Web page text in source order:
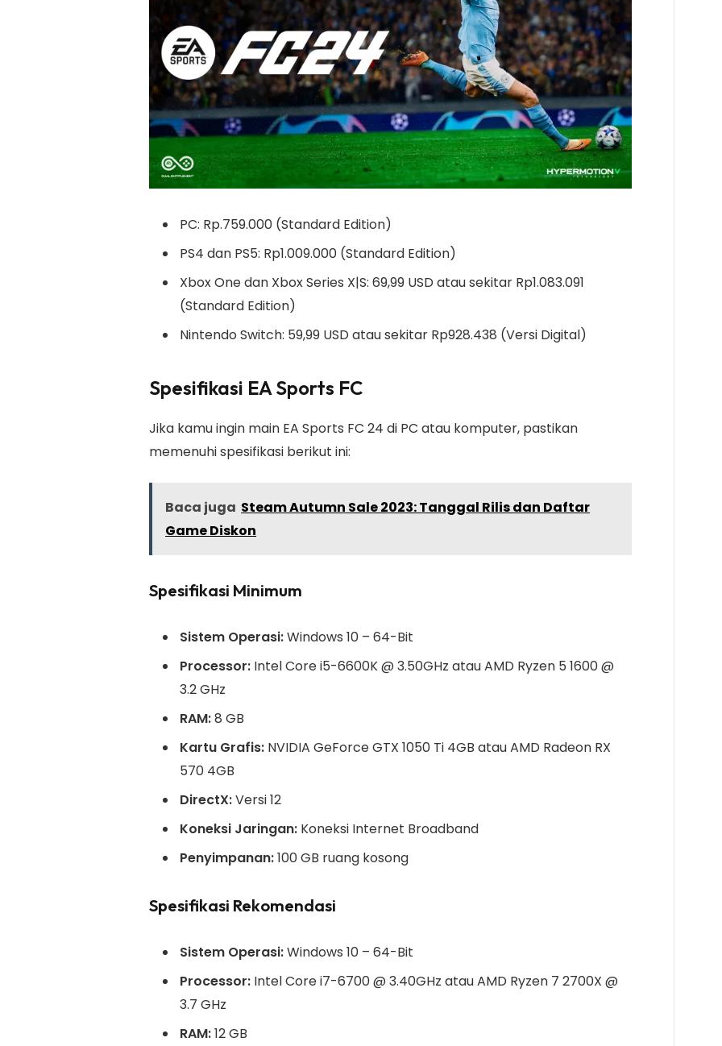
PC: Rp.759.000 (Standard Edition)
PS4 dan PS5: Rp1.009.000 (Standard Edition)
Xbox One dan Xbox Series X|S: 69,99 USD atau sekitar Rp1.083.091
(Standard Edition)
Nintendo Switch: 59,99 USD atau sekitar Rp928.438 (Versi Digital)
Spesifikasi EA Sports FC
Jika kamu ingin main EA Sports FC 24 di PC atau komputer, pastikan
memenuhi spesifikasi berikut ini:
Baca juga Steam Autumn Sale 2023: Tanggal Rilis dan Daftar
Game Diskon
Spesifikasi Minimum
Sistem Operasi:Windows 10 – 64-Bit
Processor: Intel Core i5-6600K @ 3.50GHz atau AMD Ryzen 5 1600 @
3.2 GHz
RAM:8 GB
Kartu Grafis: NVIDIA GeForce GTX 1050 Ti 4GB atau AMD Radeon RX
570 4GB
DirectX:Versi 12
Koneksi Jaringan: Koneksi Internet Broadband
Penyimpanan:100 GB ruang kosong
Spesifikasi Rekomendasi
Sistem Operasi:Windows 10 – 64-Bit
Processor: Intel Core i7-6700 @ 3.40GHz atau AMD Ryzen 7 2700X @
3.7 GHz
RAM:12 GB